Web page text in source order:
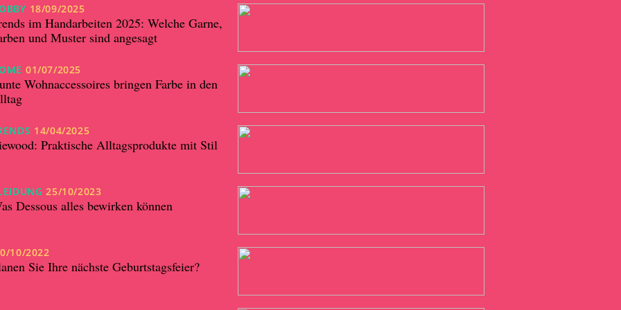
18/09/2025
im Handarbeiten 2025: Welche Garne,
und Muster sind angesagt
01/07/2025
Wohnaccessoires bringen Farbe in den
14/04/2025
Praktische Alltagsprodukte mit Stil
25/10/2023
Dessous alles bewirken können
10/2022
Sie Ihre nächste Geburtstagsfeier?